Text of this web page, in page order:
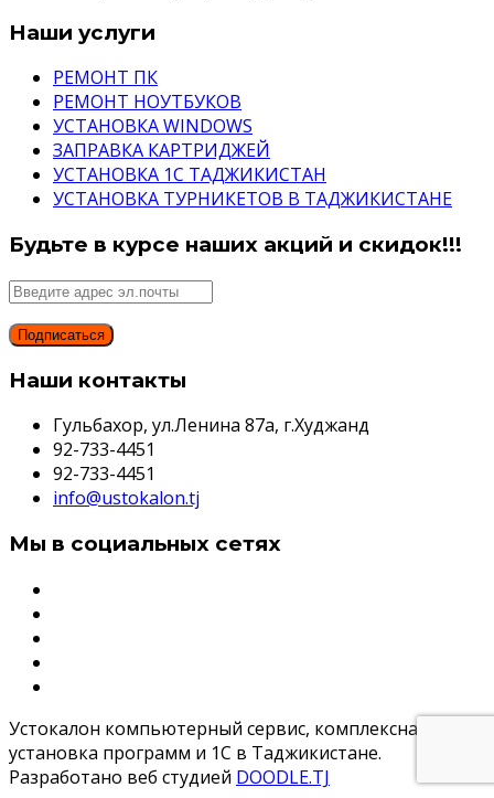
Наши услуги
РЕМОНТ ПК
РЕМОНТ НОУТБУКОВ
УСТАНОВКА WINDOWS
ЗАПРАВКА КАРТРИДЖЕЙ
УСТАНОВКА 1С ТАДЖИКИСТАН
УСТАНОВКА ТУРНИКЕТОВ В ТАДЖИКИСТАНЕ
Будьте в курсе наших акций и скидок!!!
Наши контакты
Гульбахор, ул.Ленина 87а, г.Худжанд
92-733-4451
92-733-4451
info@ustokalon.tj
Мы в социальных сетях
Устокалон компьютерный сервис, комплексная
установка программ и 1С в Таджикистане.
Разработано веб студией DOODLE.TJ